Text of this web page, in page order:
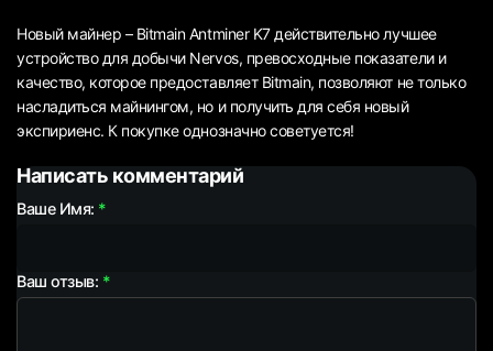
Новый майнер – Bitmain Antminer K7 действительно лучшее
устройство для добычи Nervos, превосходные показатели и
качество, которое предоставляет Bitmain, позволяют не только
насладиться майнингом, но и получить для себя новый
экспириенс. К покупке однозначно советуется!
Написать комментарий
Ваше Имя:
Ваш отзыв: